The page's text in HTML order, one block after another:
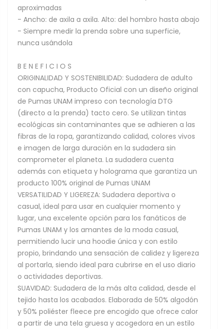
aproximadas
- Ancho: de axila a axila. Alto: del hombro hasta abajo
- Siempre medir la prenda sobre una superficie,
nunca usándola
B E N E F I C I O S
ORIGINALIDAD Y SOSTENIBILIDAD: Sudadera de adulto
con capucha, Producto Oficial con un diseño original
de Pumas UNAM impreso con tecnología DTG
(directo a la prenda) tacto cero. Se utilizan tintas
ecológicas sin contaminantes que se adhieren a las
fibras de la ropa, garantizando calidad, colores vivos
e imagen de larga duración en la sudadera sin
comprometer el planeta. La sudadera cuenta
además con etiqueta y holograma que garantiza un
producto 100% original de Pumas UNAM
VERSATILIDAD Y LIGEREZA: Sudadera deportiva o
casual, ideal para usar en cualquier momento y
lugar, una excelente opción para los fanáticos de
Pumas UNAM y los amantes de la moda casual,
permitiendo lucir una hoodie única y con estilo
propio, brindando una sensación de calidez y ligereza
al portarla, siendo ideal para cubrirse en el uso diario
o actividades deportivas.
SUAVIDAD: Sudadera de la más alta calidad, desde el
tejido hasta los acabados. Elaborada de 50% algodón
y 50% poliéster fleece pre encogido que ofrece calor
a partir de una tela gruesa y acogedora en un estilo